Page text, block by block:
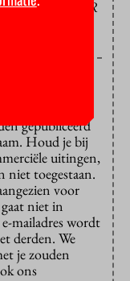
VAN DER
dat is
gepubliceerd
Houd je bij
uitingen,
niet toegestaan.
voor
niet in
e-mailadres wordt
derden. We
je zouden
ons